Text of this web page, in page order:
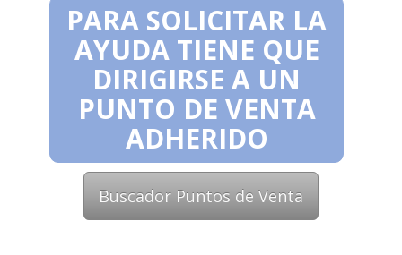
PARA SOLICITAR LA
AYUDA TIENE QUE
DIRIGIRSE A UN
PUNTO DE VENTA
ADHERIDO
Buscador Puntos de Venta